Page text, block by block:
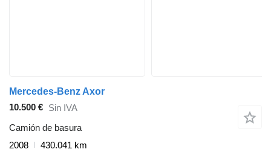
Mercedes-Benz Axor
10.500 € Sin IVA
Camión de basura
2008
430.041 km